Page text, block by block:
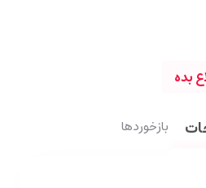
بده
بازخوردها